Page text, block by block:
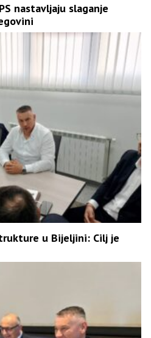
nastavljaju slaganje
u Bijeljini: Cilj je